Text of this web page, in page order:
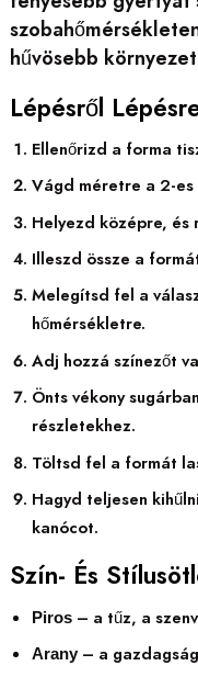
hűvösebb
Lépésről
Ellenőrizd a forma
Vágd méretre a 2-es
Helyezd középre,
Illeszd össze a
Melegítsd fel a
hőmérsékletre.
Adj hozzá színezőt
Önts vékony
részletekhez.
Töltsd fel a formát
Hagyd teljesen
kanócot.
Szín- És
Piros– a tűz, a
Arany– a